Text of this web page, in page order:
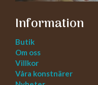
Information
Butik
Om oss
Villkor
Våra konstnärer